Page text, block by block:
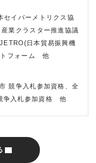
イバーメトリクス協
業クラスター推進協議
日本貿易振興機
フォーム 他
競争入札参加資格、全
争入札参加資格 他